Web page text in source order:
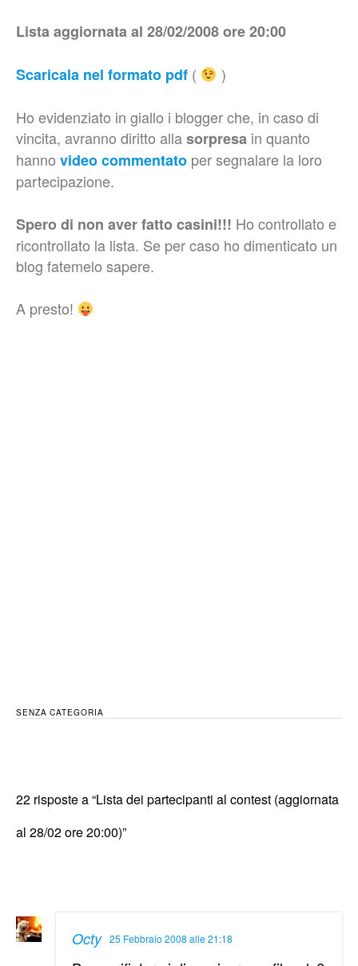
Lista aggiornata al 28/02/2008 ore 20:00
Scaricala nel formato pdf ( )
Ho evidenziato in giallo i blogger che, in caso di
vincita, avranno diritto allasorpresa in quanto
hanno video commentato per segnalare la loro
partecipazione.
Spero di non aver fatto casini!!! Ho controllato e
ricontrollato la lista. Se per caso ho dimenticato un
blog fatemelo sapere.
A presto!
SENZA CATEGORIA
22 risposte a “Lista dei partecipanti al contest (aggiornata
al 28/02 ore 20:00)”
Octy 25 Febbraio 2008 alle 21:18